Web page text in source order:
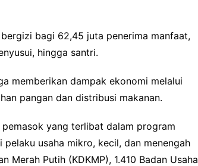
bagi 62,45 juta penerima manfaat,
hingga santri.
memberikan dampak ekonomi melalui
pangan dan distribusi makanan.
yang terlibat dalam program
usaha mikro, kecil, dan menengah
Merah Putih (KDKMP), 1.410 Badan Usaha